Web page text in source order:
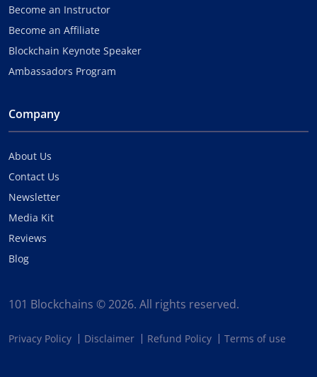
Become an Instructor
Become an Affiliate
Blockchain Keynote Speaker
Ambassadors Program
Company
About Us
Contact Us
Newsletter
Media Kit
Reviews
Blog
101 Blockchains © 2026. All rights reserved.
Privacy Policy Disclaimer Refund Policy Terms of use